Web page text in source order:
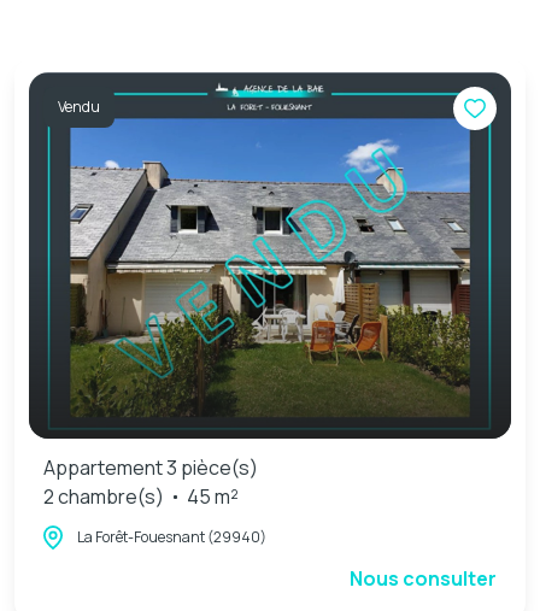
Vendu
Appartement 3 pièce(s)
2 chambre(s)
45 m²
La Forêt-Fouesnant (29940)
Nous consulter